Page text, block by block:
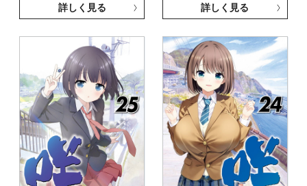
詳しく見る 詳しく見る